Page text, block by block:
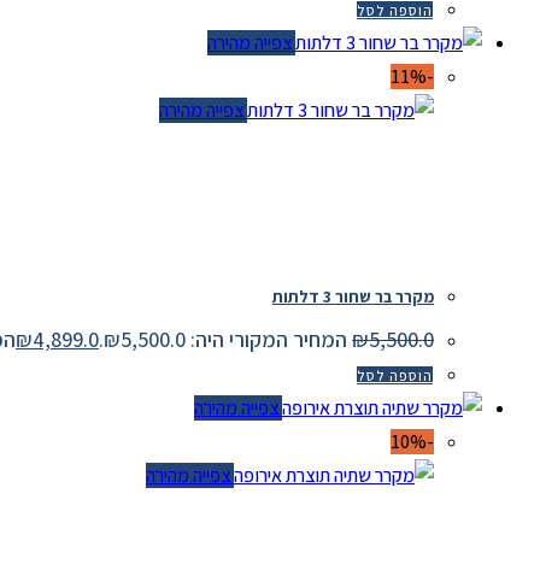
הוספה לסל
צפייה מהירה
צפייה מהירה
מקרר בר שחור 3 דלתות
₪5,500.0 המחיר המקורי היה: ₪5,500.0. ₪4,899.0
הוספה לסל
צפייה מהירה
צפייה מהירה